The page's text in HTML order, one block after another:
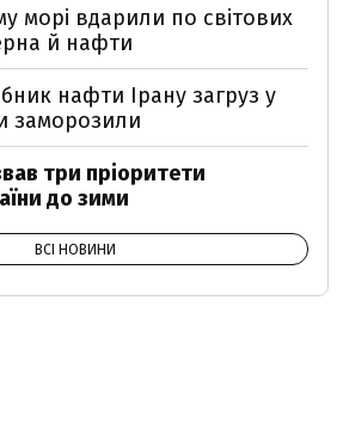
морі вдарили по світових
й нафти
нафти Ірану загруз у
заморозили
три пріоритети
до зими
ВСІ НОВИНИ